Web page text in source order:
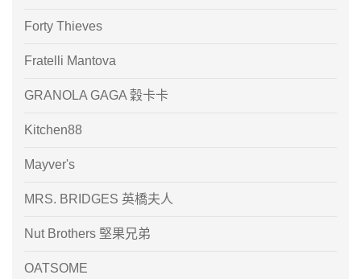
Forty Thieves
Fratelli Mantova
GRANOLA GAGA 穀卡卡
Kitchen88
Mayver's
MRS. BRIDGES 英橋夫人
Nut Brothers 堅果兄弟
OATSOME